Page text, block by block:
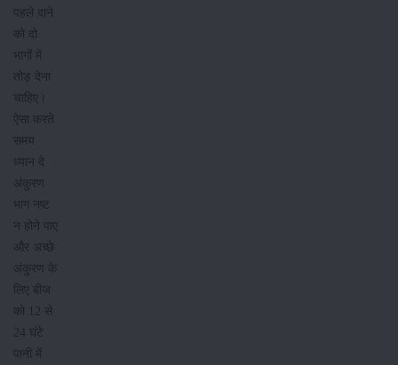
पहले दाने
को दो
भागों में
तोड़ देना
चाहिए।
ऐसा करते
समय
ध्यान दे
अंकुरण
भाग नष्ट
न होने पाए
और अच्छे
अंकुरण के
लिए बीज
को 12 से
24 घंटे
पानी में